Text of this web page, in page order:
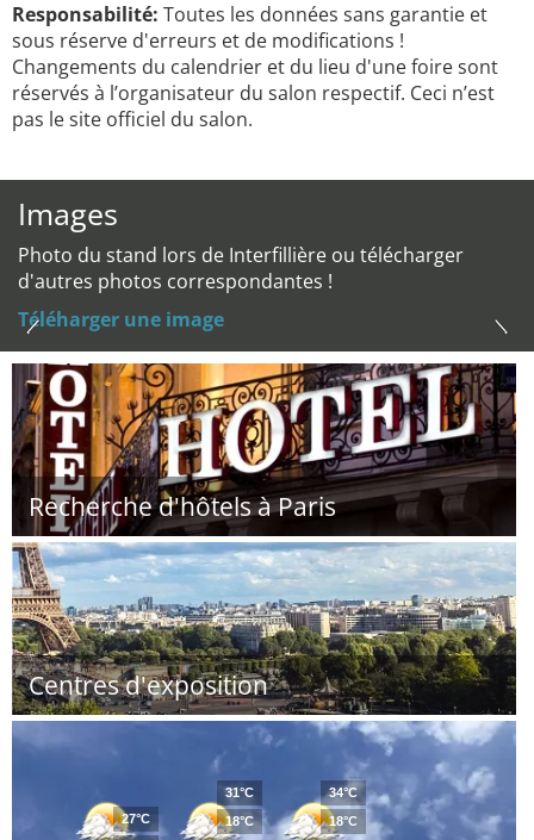
Responsabilité: Toutes les données sans garantie et
sous réserve d'erreurs et de modifications !
Changements du calendrier et du lieu d'une foire sont
réservés à l’organisateur du salon respectif. Ceci n’est
pas le site officiel du salon.
Images
Photo du stand lors de Interfillière ou télécharger
d'autres photos correspondantes !
Téléharger une image
Recherche d'hôtels à Paris
Centres d'exposition
27°C
31°C
18°C
34°C
18°C